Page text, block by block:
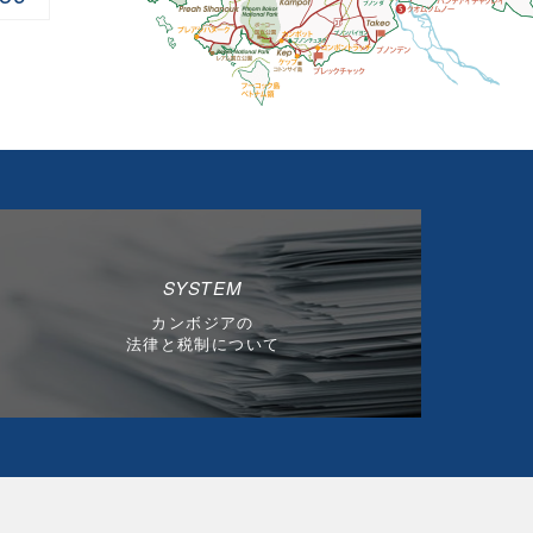
SYSTEM
カンボジアの
法律と税制について